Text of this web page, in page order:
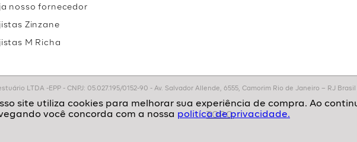
politíca de privacidade.
nosso fornecedor
Zinzane
M Richa
LTDA -EPP - CNPJ: 05.027.195/0152-90 - Av. Salvador Allende, 6555, Camorim Rio de Janeiro – RJ
TOPO